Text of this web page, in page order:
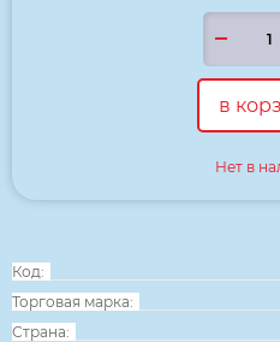
Код:
Торговая марка:
Страна:
в
Нет в